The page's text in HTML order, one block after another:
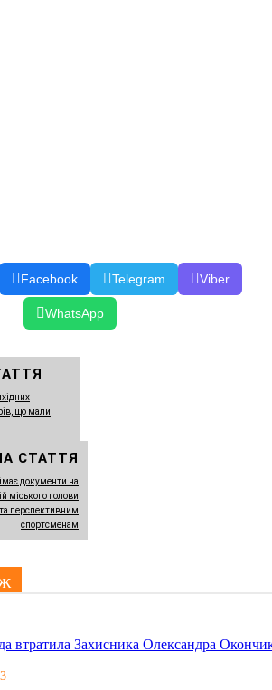
Facebook Telegram Viber
WhatsApp
що мали
СТАТТЯ
документи на
міського голови
перспективним
спортсменам
втратила Захисника Олександра